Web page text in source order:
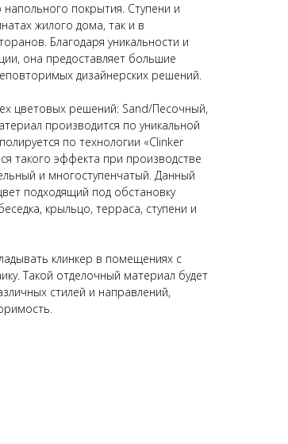
покрытия. Ступени и
жилого дома, так и в
Благодаря уникальности и
она предоставляет большие
дизайнерских решений.
цветовых решений: Sand/Песочный,
производится по уникальной
по технологии «Clinker
такого эффекта при производстве
и многоступенчатый. Данный
подходящий под обстановку
крыльцо, терраса, ступени и
клинкер в помещениях с
Такой отделочный материал будет
стилей и направлений,